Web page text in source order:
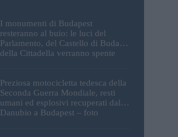
I monumenti di Budapest
resteranno al buio: le luci del
Parlamento, del Castello di Buda e
della Cittadella verranno spente
Preziosa motocicletta tedesca della
Seconda Guerra Mondiale, resti
umani ed esplosivi recuperati dal
Danubio a Budapest – foto